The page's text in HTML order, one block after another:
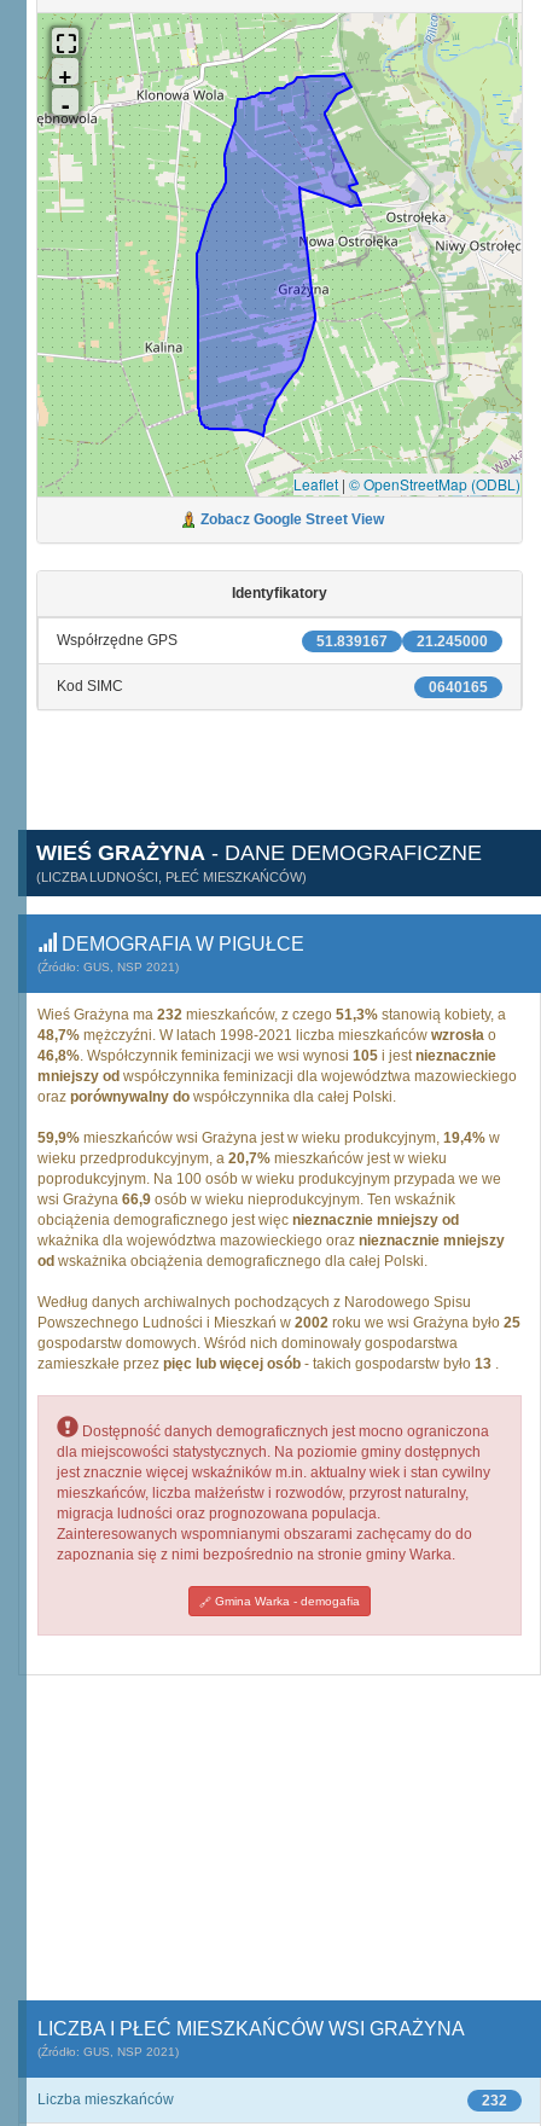
Leaflet | © OpenStreetMap (ODBL)
Zobacz Google Street View
Identyfikatory
21.245000
51.839167
Współrzędne GPS
0640165
Kod SIMC
WIEŚ GRAŻYNA - DANE DEMOGRAFICZNE
(LICZBA LUDNOŚCI, PŁEĆ MIESZKAŃCÓW)
DEMOGRAFIA W PIGUŁCE
(Źródło: GUS, NSP 2021)
Wieś Grażyna ma 232 mieszkańców, z czego 51,3% stanowią kobiety, a
48,7% mężczyźni. W latach 1998-2021 liczba mieszkańców wzrosła o
46,8%. Współczynnik feminizacji we wsi wynosi 105 i jestnieznacznie
mniejszy od współczynnika feminizacji dla województwa mazowieckiego
oraz porównywalny do współczynnika dla całej Polski.
59,9% mieszkańców wsi Grażyna jest w wieku produkcyjnym, 19,4% w
wieku przedprodukcyjnym, a 20,7% mieszkańców jest w wieku
poprodukcyjnym. Na 100 osób w wieku produkcyjnym przypada we we
wsi Grażyna 66,9 osób w wieku nieprodukcyjnym. Ten wskaźnik
obciążenia demograficznego jest więc nieznacznie mniejszy od
wkażnika dla województwa mazowieckiego oraz nieznacznie mniejszy
od wskażnika obciążenia demograficznego dla całej Polski.
Według danych archiwalnych pochodzących z Narodowego Spisu
Powszechnego Ludności i Mieszkań w 2002 roku we wsi Grażyna było 25
gospodarstw domowych. Wśród nich dominowały gospodarstwa
zamieszkałe przez pięc lub więcej osób - takich gospodarstw było 13 .
Dostępność danych demograficznych jest mocno ograniczona
dla miejscowości statystycznych. Na poziomie gminy dostępnych
jest znacznie więcej wskaźników m.in. aktualny wiek i stan cywilny
mieszkańców, liczba małżeństw i rozwodów, przyrost naturalny,
migracja ludności oraz prognozowana populacja.
Zainteresowanych wspomnianymi obszarami zachęcamy do do
zapoznania się z nimi bezpośrednio na stronie gminy Warka.
Gmina Warka - demogafia
LICZBA I PŁEĆ MIESZKAŃCÓW WSI GRAŻYNA
(Źródło: GUS, NSP 2021)
232
Liczba mieszkańców